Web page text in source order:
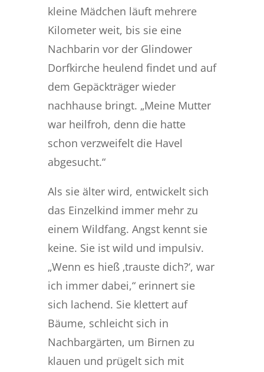
kleine Mädchen läuft mehrere
Kilometer weit, bis sie eine
Nachbarin vor der Glindower
Dorfkirche heulend findet und auf
dem Gepäckträger wieder
nachhause bringt. „Meine Mutter
war heilfroh, denn die hatte
schon verzweifelt die Havel
abgesucht.“
Als sie älter wird, entwickelt sich
das Einzelkind immer mehr zu
einem Wildfang. Angst kennt sie
keine. Sie ist wild und impulsiv.
„Wenn es hieß ‚trauste dich?‘, war
ich immer dabei,“ erinnert sie
sich lachend. Sie klettert auf
Bäume, schleicht sich in
Nachbargärten, um Birnen zu
klauen und prügelt sich mit